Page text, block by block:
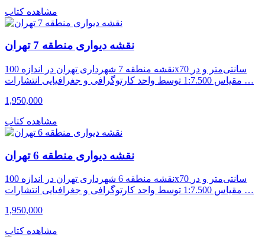
مشاهده کتاب
نقشه دیواری منطقه 7 تهران
نقشه منطقه 7 شهرداری تهران در اندازه 100x70 سانتی‌متر و در
مقیاس 1:7.500 توسط واحد کارتوگرافی و جغرافیایی انتشارات …
1,950,000
مشاهده کتاب
نقشه دیواری منطقه 6 تهران
نقشه منطقه 6 شهرداری تهران در اندازه 100x70 سانتی‌متر و در
مقیاس 1:7.500 توسط واحد کارتوگرافی و جغرافیایی انتشارات …
1,950,000
مشاهده کتاب